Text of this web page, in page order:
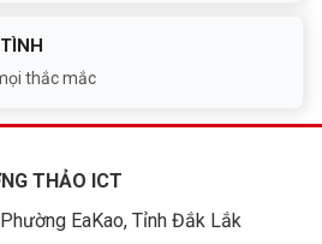
thắc mắc
THẢO ICT
EaKao, Tỉnh Đắk Lắk